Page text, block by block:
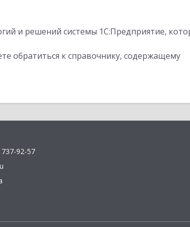
и решений системы 1С:Предприятие,
обратиться к справочнику, содержащему
92-57